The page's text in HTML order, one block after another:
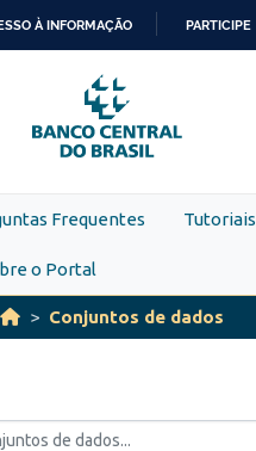
PARA
O
CONTEÚDO
À INFORMAÇÃO PARTICIPE
Frequentes Tutoriais
o Portal
Conjuntos de dados